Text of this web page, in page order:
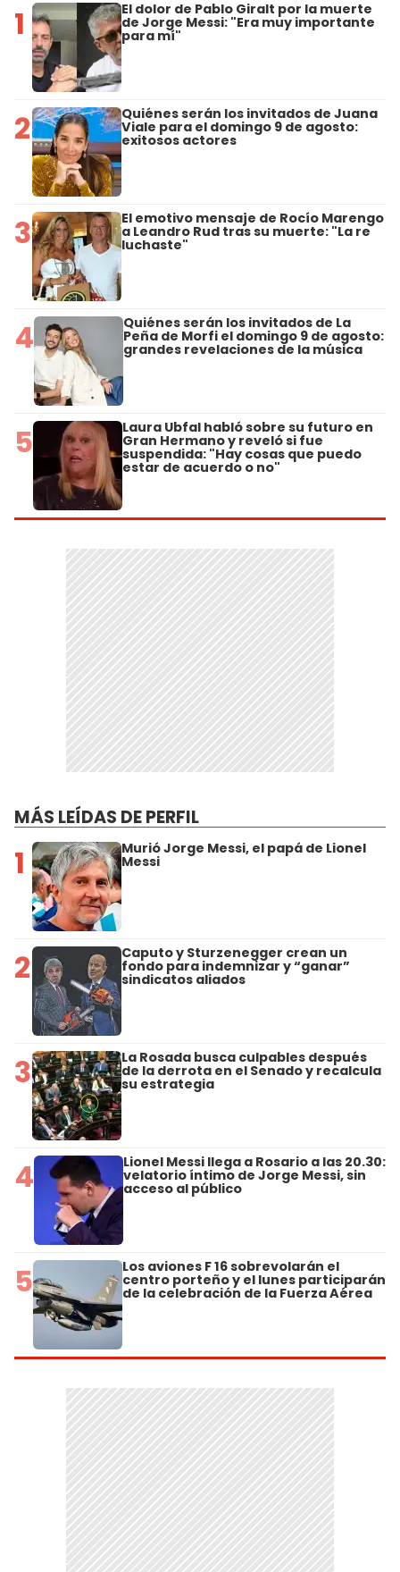
1 El dolor de Pablo Giralt por la muerte
de Jorge Messi: "Era muy importante
para mí"
2 Quiénes serán los invitados de Juana
Viale para el domingo 9 de agosto:
exitosos actores
3 El emotivo mensaje de Rocío Marengo
a Leandro Rud tras su muerte: "La re
luchaste"
4 Quiénes serán los invitados de La
Peña de Morfi el domingo 9 de agosto:
grandes revelaciones de la música
5 Laura Ubfal habló sobre su futuro en
Gran Hermano y reveló si fue
suspendida: "Hay cosas que puedo
estar de acuerdo o no"
MÁS LEÍDAS DE PERFIL
1 Murió Jorge Messi, el papá de Lionel
Messi
2 Caputo y Sturzenegger crean un
fondo para indemnizar y “ganar”
sindicatos aliados
3 La Rosada busca culpables después
de la derrota en el Senado y recalcula
su estrategia
4 Lionel Messi llega a Rosario a las 20.30:
velatorio íntimo de Jorge Messi, sin
acceso al público
5 Los aviones F 16 sobrevolarán el
centro porteño y el lunes participarán
de la celebración de la Fuerza Aérea